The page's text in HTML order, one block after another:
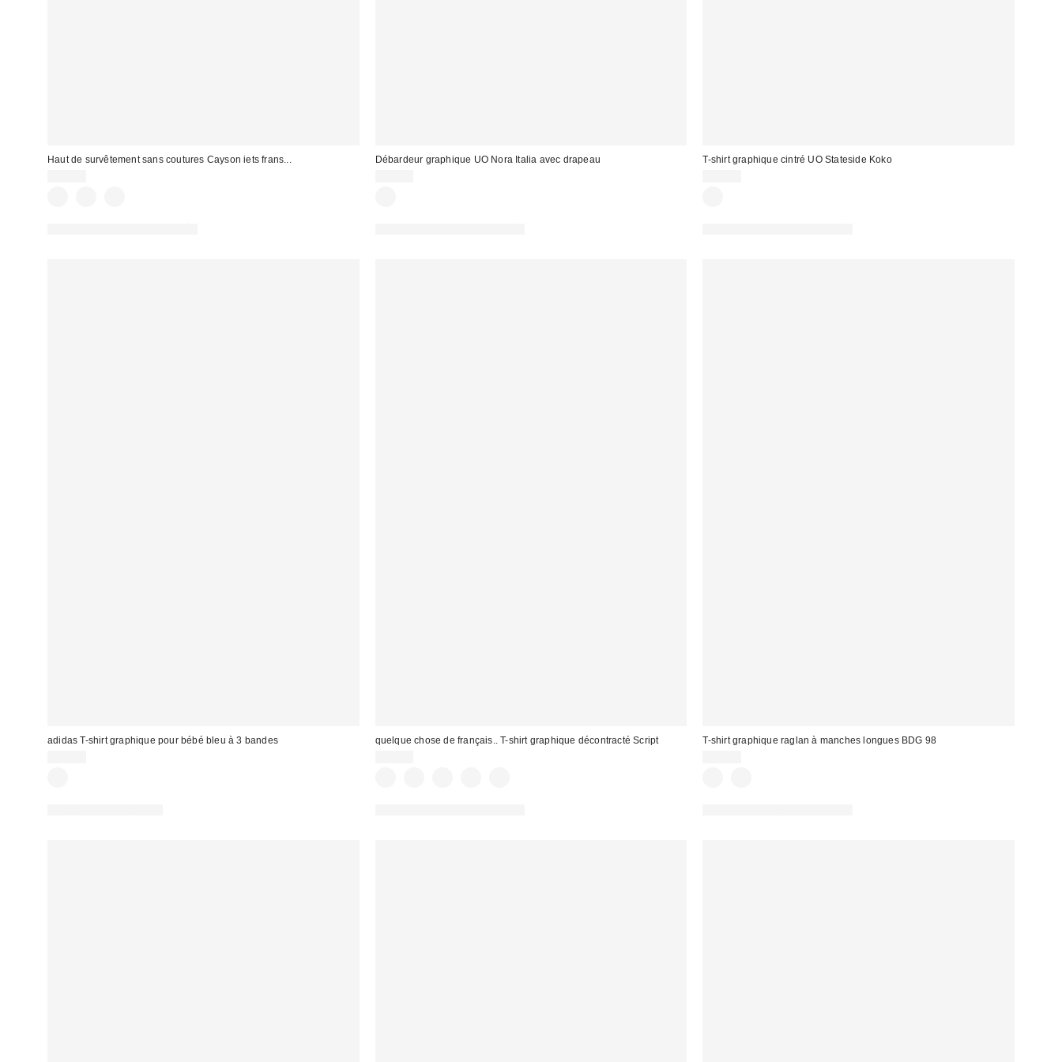
Haut de survêtement sans coutures Cayson iets frans...
Débardeur graphique UO Nora Italia avec drapeau
T-shirt graphique cintré UO Stateside Koko
adidas T-shirt graphique pour bébé bleu à 3 bandes
quelque chose de français.. T-shirt graphique décontracté Script
T-shirt graphique raglan à manches longues BDG 98